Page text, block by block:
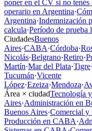
poner en el CV si no tenés
operario en Argentina·
Argentina·Indemnización
calcula·Período de prueba
CiudadesBuenos
Aires·CABA·Córdoba·
Nicolás·Belgrano·Retiro·
Martín·Mar del Plata·Tigre·
Tucumán·Vicente
López·Ezeiza·Mendoza·
Área × ciudadTecnología
Aires·Administración en
Buenos Aires·Comercial y
Producción en CABA·